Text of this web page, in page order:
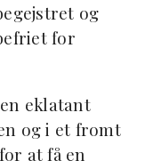
og
for
eklatant
og i et fromt
at få en